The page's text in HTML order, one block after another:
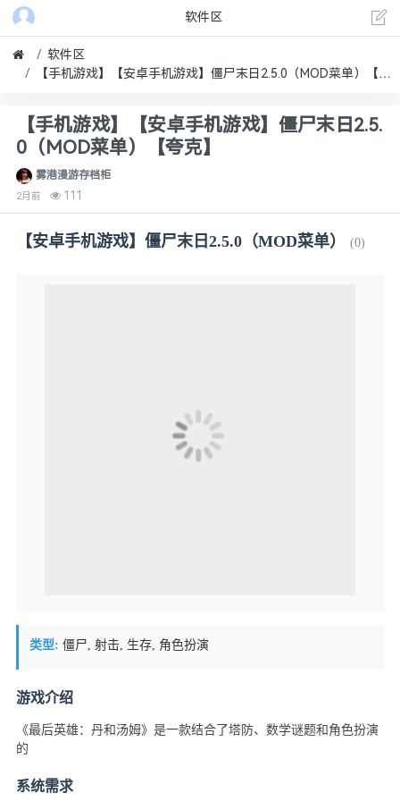
软件区
软件区
【手机游戏】【安卓手机游戏】僵尸末日2.5.0（MOD菜单）【夸克】
【手机游戏】【安卓手机游戏】僵尸末日2.5.
0（MOD菜单）【夸克】
雾港漫游存档柜
2月前 111
【安卓手机游戏】僵尸末日2.5.0（MOD菜单） (0)
类型: 僵尸, 射击, 生存, 角色扮演
游戏介绍
《最后英雄：丹和汤姆》是一款结合了塔防、数学谜题和角色扮演
的
系统需求